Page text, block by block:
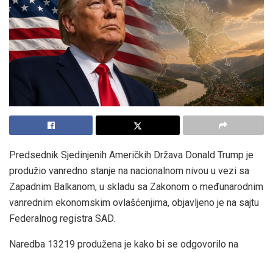
Predsednik Sjedinjenih Američkih Država Donald Trump je
produžio vanredno stanje na nacionalnom nivou u vezi sa
Zapadnim Balkanom, u skladu sa Zakonom o međunarodnim
vanrednim ekonomskim ovlašćenjima, objavljeno je na sajtu
Federalnog registra SAD.
Naredba 13219 produžena je kako bi se odgovorilo na